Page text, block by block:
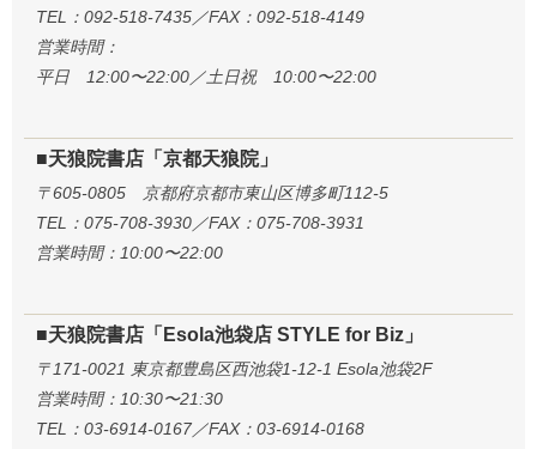
TEL：092-518-7435／FAX：092-518-4149
営業時間：
平日 12:00〜22:00／土日祝 10:00〜22:00
■天狼院書店「京都天狼院」
〒605-0805 京都府京都市東山区博多町112-5
TEL：075-708-3930／FAX：075-708-3931
営業時間：10:00〜22:00
■天狼院書店「Esola池袋店 STYLE for Biz」
〒171-0021 東京都豊島区西池袋1-12-1 Esola池袋2F
営業時間：10:30〜21:30
TEL：03-6914-0167／FAX：03-6914-0168